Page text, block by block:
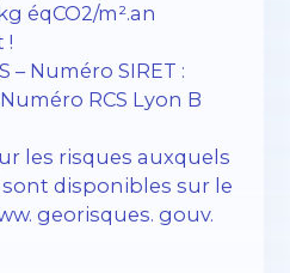
éqCO2/m².an
!
– ​​Numéro SIRET :
RCS Lyon B
les risques auxquels
disponibles sur le
georisques. gouv.